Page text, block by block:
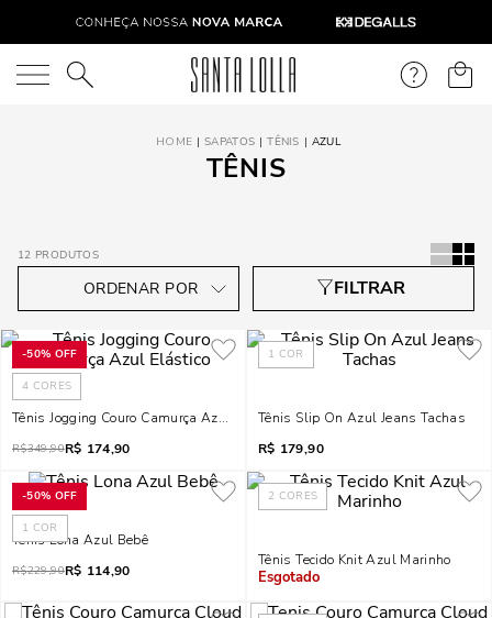
O que você está procurando?
SAPATOS TÊNIS AZUL
TÊNIS
12 PRODUTOS
-50% OFF
4 CORES
Tênis Jogging Couro Camurça Azul Elástico
R$349,90R$ 174,90
1 COR
Tênis Slip On Azul Jeans Tachas
R$ 179,90
-50% OFF
1 COR
Tênis Lona Azul Bebê
R$229,90R$ 114,90
2 CORES
Tênis Tecido Knit Azul Marinho
Indisponível